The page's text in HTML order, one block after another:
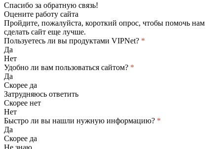
Спасибо за обратную связь!
Оцените работу сайта
Пройдите, пожалуйста, короткий опрос, чтобы помочь нам
сделать сайт еще лучше.
Пользуетесь ли вы продуктами VIPNet? *
Да
Нет
Удобно ли вам пользоваться сайтом? *
Да
Скорее да
Затрудняюсь ответить
Скорее нет
Нет
Быстро ли вы нашли нужную информацию? *
Да
Скорее да
Не знаю